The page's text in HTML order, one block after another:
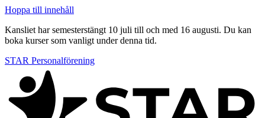
Hoppa till innehåll
Kansliet har semesterstängt 10 juli till och med 16 augusti. Du kan
boka kurser som vanligt under denna tid.
STAR Personalförening